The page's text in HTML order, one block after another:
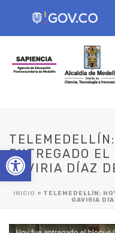
Open
ENTREGADO EL
GAVIRIA DÍAZ
INICIO » TELEMEDELLÍN:
GAVIRIA